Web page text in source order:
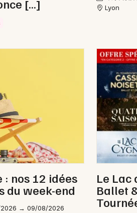
[…]
Lyon
: nos 12 idées
du week-end
→ 09/08/2026
Le Lac
Ballet